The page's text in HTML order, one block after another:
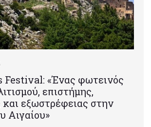
Festival: «Ένας φωτεινός
επιστήμης,
και εξωστρέφειας στην
Αιγαίου»